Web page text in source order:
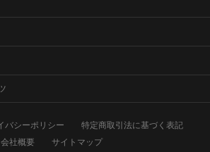
バシーポリシー
特定商取引法に基づく表記
会社概要
サイトマップ